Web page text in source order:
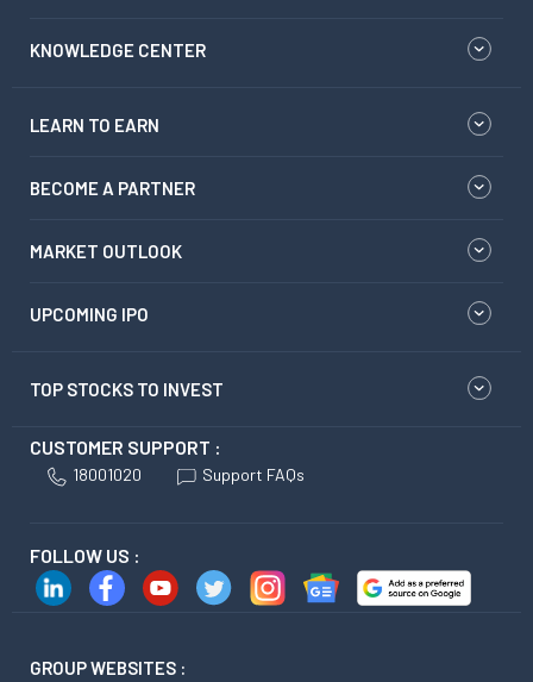
KNOWLEDGE CENTER
LEARN TO EARN
BECOME A PARTNER
MARKET OUTLOOK
UPCOMING IPO
TOP STOCKS TO INVEST
CUSTOMER SUPPORT :
18001020 Support FAQs
FOLLOW US :
GROUP WEBSITES :